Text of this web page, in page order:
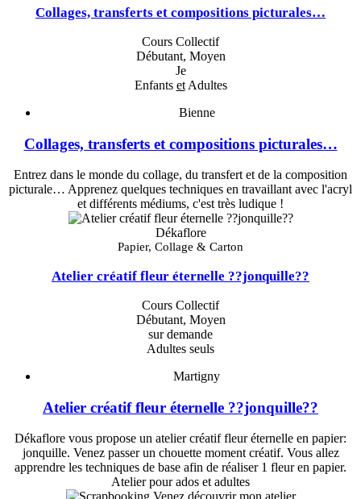
Collages, transferts et compositions picturales…
Cours Collectif
Débutant, Moyen
Je
Enfants etAdultes
Bienne
Collages, transferts et compositions picturales…
Entrez dans le monde du collage, du transfert et de la composition
picturale… Apprenez quelques techniques en travaillant avec l'acryl
et différents médiums, c'est très ludique !
Dékaflore
Papier, Collage & Carton
Atelier créatif fleur éternelle ??jonquille??
Cours Collectif
Débutant, Moyen
sur demande
Adultes seuls
Martigny
Atelier créatif fleur éternelle ??jonquille??
Dékaflore vous propose un atelier créatif fleur éternelle en papier:
jonquille. Venez passer un chouette moment créatif. Vous allez
apprendre les techniques de base afin de réaliser 1 fleur en papier.
Atelier pour ados et adultes